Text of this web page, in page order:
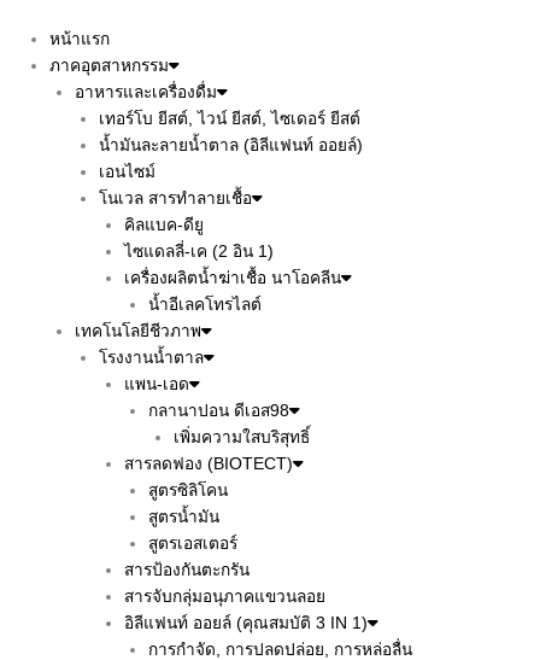
content
หน้าแรก
ภาคอุตสาหกรรม
อาหารและเครื่องดื่ม
เทอร์โบ ยีสต์, ไวน์ ยีสต์, ไซเดอร์ ยีสต์
น้ำมันละลายน้ำตาล (อิลีแฟนท์ ออยล์)
เอนไซม์
โนเวล สารทำลายเชื้อ
คิลแบค-ดียู
ไซแดลลี่-เค (2 อิน 1)
เครื่องผลิตน้ำฆ่าเชื้อ นาโอคลีน
น้ำอีเลคโทรไลต์
เทคโนโลยีชีวภาพ
โรงงานน้ำตาล
แพน-เอด
กลานาปอน ดีเอส98
เพิ่มความใสบริสุทธิ์
สารลดฟอง (BIOTECT)
สูตรซิลิโคน
สูตรน้ำมัน
สูตรเอสเตอร์
สารป้องกันตะกรัน
สารจับกลุ่มอนุภาคแขวนลอย
อิลีแฟนท์ ออยล์ (คุณสมบัติ 3 IN 1)
การกำจัด, การปลดปล่อย, การหล่อลื่น